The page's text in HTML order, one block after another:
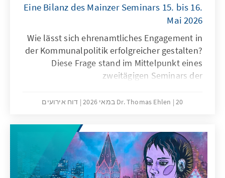
Eine Bilanz des Mainzer Seminars 15. bis 16.
Mai 2026
Wie lässt sich ehrenamtliches Engagement in
der Kommunalpolitik erfolgreicher gestalten?
Diese Frage stand im Mittelpunkt eines
zweitägigen Seminars der
Bildungsforums Rheinland-Pfalz der Konrad-
Dr. Thomas Ehlen 20 במאי 2026 דוח אירועים